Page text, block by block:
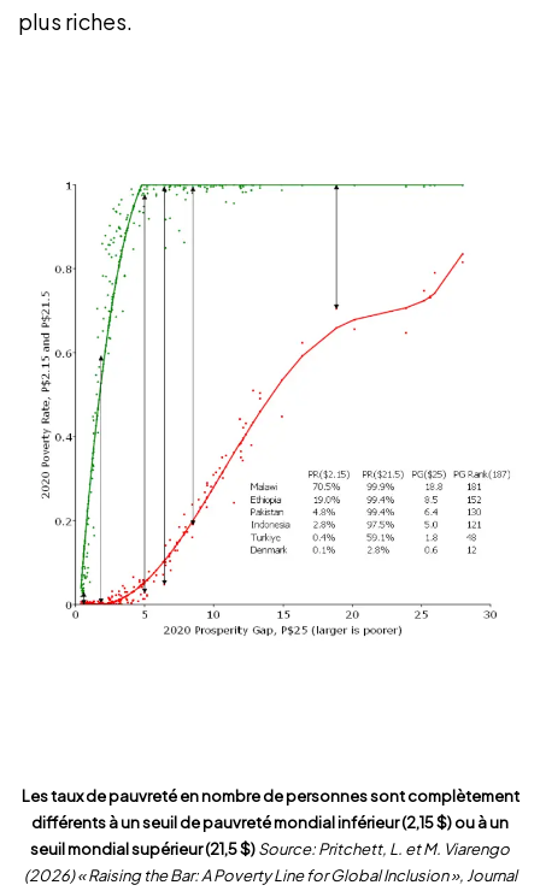
plus riches.
Les taux de pauvreté en nombre de personnes sont complètement
différents à un seuil de pauvreté mondial inférieur (2,15 $) ou à un
seuil mondial supérieur (21,5 $)Source: Pritchett, L. et M. Viarengo
(2026) « Raising the Bar: A Poverty Line for Global Inclusion », Journal